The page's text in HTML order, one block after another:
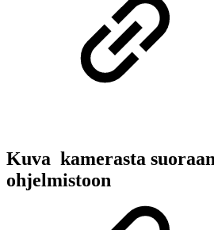
Kuva kamerasta
ohjelmistoon